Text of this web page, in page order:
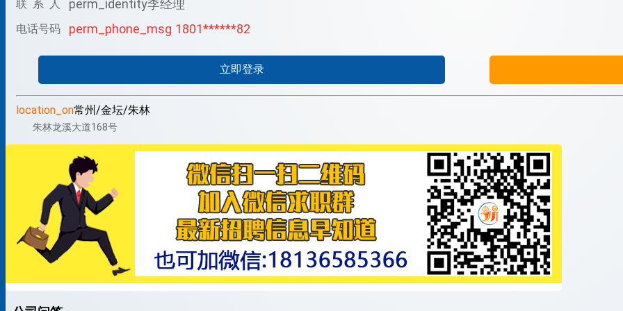
联 系 人 perm_identity李经理
电话号码 perm_phone_msg 1801******82
立即登录
location_on常州/金坛/朱林
朱林龙溪大道168号